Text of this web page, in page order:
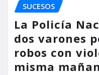
SUCESOS
La Policía
dos varones
robos con
misma